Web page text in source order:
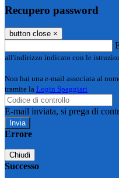
Recupero password
button close ×
all'indirizzo indicato con le
Non hai una e-mail associata al
tramite la Login Spaggiari
E-mail inviata, si prega di
Errore
Chiudi
Successo